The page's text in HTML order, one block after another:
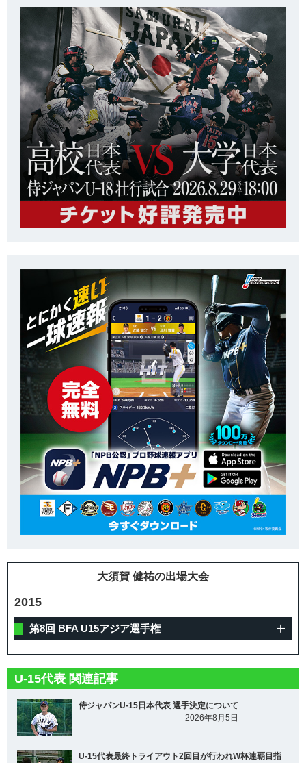
大須賀 健祐の出場大会
2015
第8回 BFA U15アジア選手権
U-15代表 関連記事
侍ジャパンU-15日本代表 選手決定について
2026年8月5日
U-15代表最終トライアウト2回目が行われW杯連覇目指